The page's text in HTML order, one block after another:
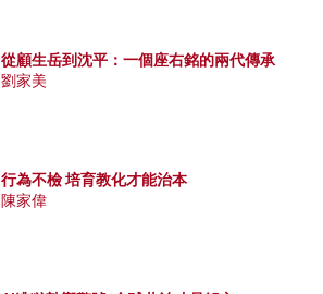
從顧生岳到沈平：一個座右銘的兩代傳承
劉家美
行為不檢 培育教化才能治本
陳家偉